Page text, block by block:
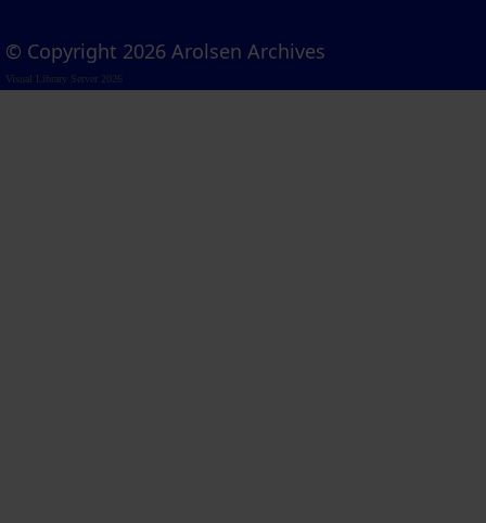
© Copyright 2026 Arolsen Archives
Visual Library Server 2026